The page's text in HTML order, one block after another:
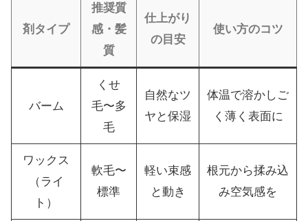
剤タイプ
推奨質
感・髪
質
仕上がり
の目安
使い方のコツ
バーム
くせ
毛〜多
毛
自然なツ
ヤと保湿
体温で溶かしご
く薄く表面に
ワックス
（ライ
ト）
軟毛〜
標準
軽い束感
と動き
根元から揉み込
み空気感を